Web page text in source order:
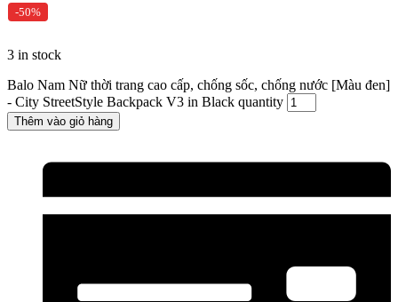
-50%
3 in stock
Balo Nam Nữ thời trang cao cấp, chống sốc, chống nước [Màu đen]
- City StreetStyle Backpack V3 in Black quantity
Thêm vào giỏ hàng